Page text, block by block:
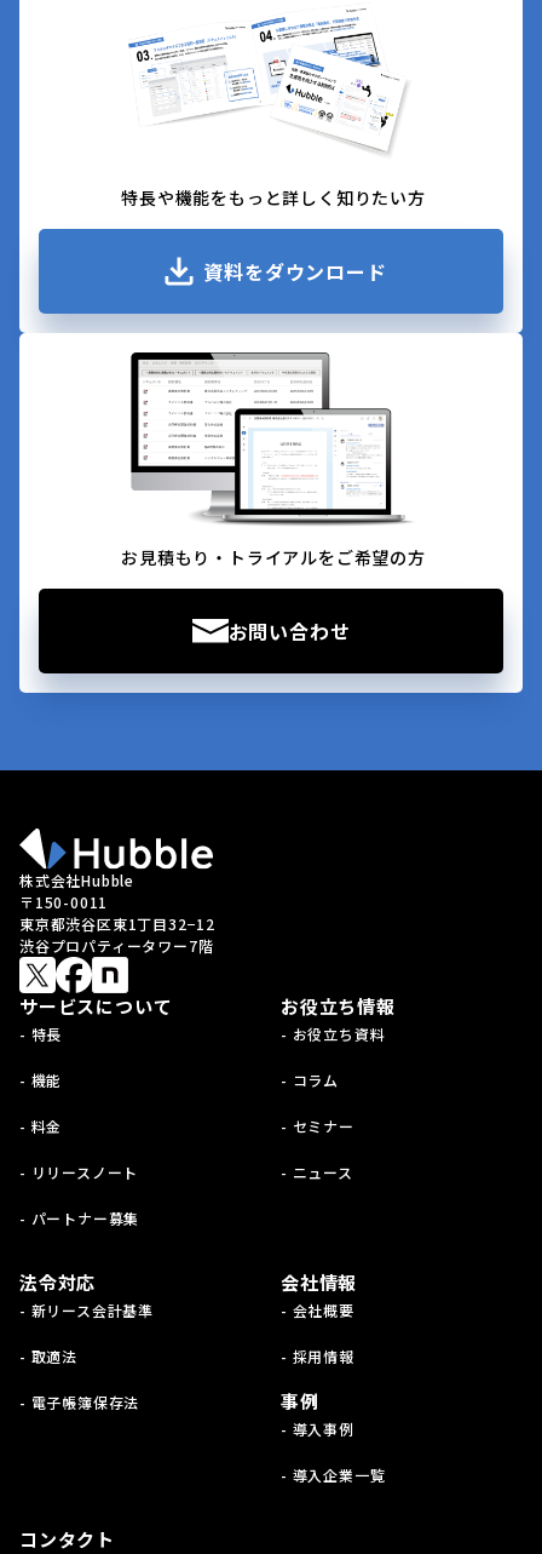
特長や機能をもっと詳しく知りたい方
資料をダウンロード
お見積もり・トライアルをご希望の方
お問い合わせ
株式会社Hubble
〒150-0011
東京都渋谷区東1丁目32−12
渋谷プロパティータワー7階
サービスについて
- 特長
- 機能
- 料金
- リリースノート
- パートナー募集
お役立ち情報
- お役立ち資料
- コラム
- セミナー
- ニュース
法令対応
- 新リース会計基準
- 取適法
- 電子帳簿保存法
会社情報
- 会社概要
- 採用情報
事例
- 導入事例
- 導入企業一覧
コンタクト